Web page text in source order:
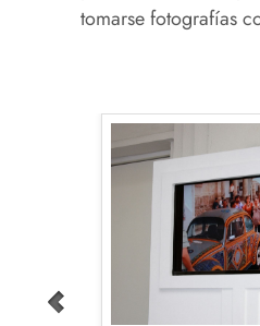
tomarse fotografías